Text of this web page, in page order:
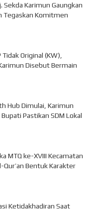
Sekda Karimun Gaungkan
Tegaskan Komitmen
Original (KW),
Disebut Bermain
Hub Dimulai, Karimun
Pastikan SDM Lokal
MTQ ke-XVIII Kecamatan
Qur’an Bentuk Karakter
Ketidakhadiran Saat